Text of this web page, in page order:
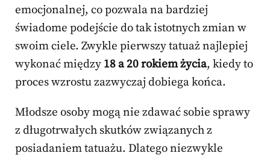
emocjonalnej, co pozwala na bardziej
świadome podejście do tak istotnych zmian w
swoim ciele. Zwykle pierwszy tatuaż najlepiej
wykonać między 18 a 20 rokiem życia, kiedy to
proces wzrostu zazwyczaj dobiega końca.
Młodsze osoby mogą nie zdawać sobie sprawy
z długotrwałych skutków związanych z
posiadaniem tatuażu. Dlatego niezwykle